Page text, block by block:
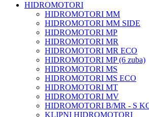
HIDROMOTORI
HIDROMOTORI MM
HIDROMOTORI MM SIDE
HIDROMOTORI MP
HIDROMOTORI MR
HIDROMOTORI MR ECO
HIDROMOTORI MP (6 zuba)
HIDROMOTORI MS
HIDROMOTORI MS ECO
HIDROMOTORI MT
HIDROMOTORI MV
HIDROMOTORI B/MR - S
KLIPNI HIDROMOTORI